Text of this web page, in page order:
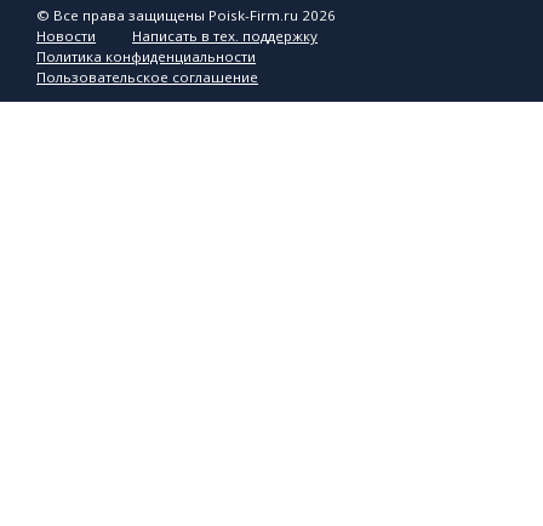
© Все права защищены Poisk-Firm.ru 2026
Новости
Написать в тех. поддержку
Политика конфиденциальности
Пользовательское соглашение